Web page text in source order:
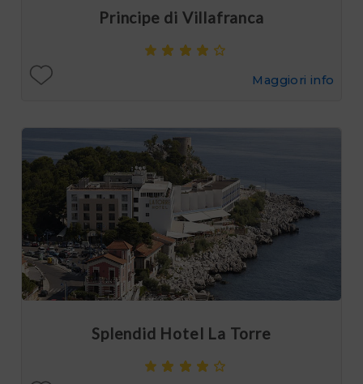
Principe di Villafranca
Maggiori info
Splendid Hotel La Torre